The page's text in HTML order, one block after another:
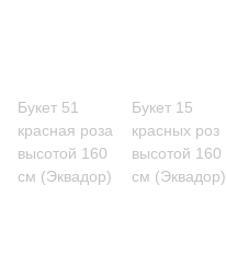
Букет 51
красная роза
высотой 160
см (Эквадор)
Букет 15
красных роз
высотой 160
см (Эквадор)